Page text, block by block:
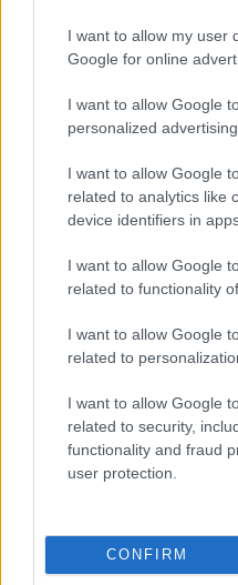
I want to allow my user
Google for online
I want to allow Google
personalized advertising.
I want to allow Google
related to analytics like
device identifiers in
I want to allow Google
related to functionality
I want to allow Google
related to
I want to allow Google
related to security,
functionality and fraud
user protection.
CONFIRM
ένας χρόνος από το
πως «δική μας
έγκλημα αυτό θα
αποδοθούν ευθύνες
προσπάθειες
γίνονται τις
τρόπο στην
υπογραμμίζοντας
ζητά δικαιοσύνη και
Τα σχολιά σας
ΕΘΝΟΣ θα παρεμβαίνει και τα
διαγράφονται